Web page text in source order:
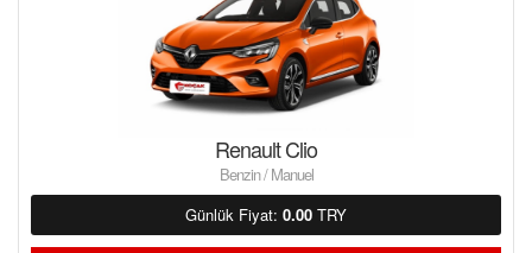
Renault Clio
Benzin / Manuel
Günlük Fiyat: 0.00 TRY